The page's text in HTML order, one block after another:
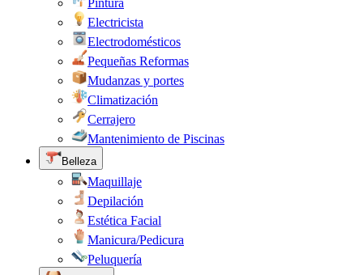
Pintura
Electricista
Electrodomésticos
Pequeñas Reformas
Mudanzas y portes
Climatización
Cerrajero
Mantenimiento de Piscinas
Belleza
Maquillaje
Depilación
Estética Facial
Manicura/Pedicura
Peluquería